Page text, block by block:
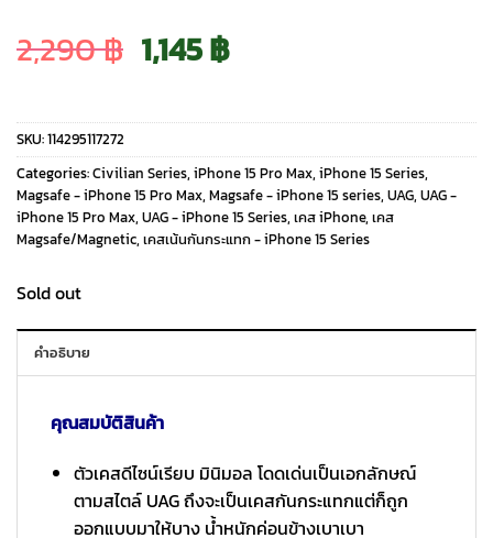
2,290฿ Original
price
was:
2,290 ฿.
1,145฿Current
price
is:
1,145 ฿.
SKU:114295117272
Categories:Civilian Series, iPhone 15 Pro Max, iPhone 15 Series,
Magsafe - iPhone 15 Pro Max, Magsafe - iPhone 15 series, UAG, UAG -
iPhone 15 Pro Max, UAG - iPhone 15 Series, เคส iPhone, เคส
Magsafe/Magnetic, เคสเน้นกันกระแทก - iPhone 15 Series
Sold out
คำอธิบาย
คุณสมบัติสินค้า
ตัวเคสดีไซน์เรียบ มินิมอล โดดเด่นเป็นเอกลักษณ์
ตามสไตล์ UAG ถึงจะเป็นเคสกันกระแทกแต่ก็ถูก
ออกแบบมาให้บาง น้ำหนักค่อนข้างเบาเบา